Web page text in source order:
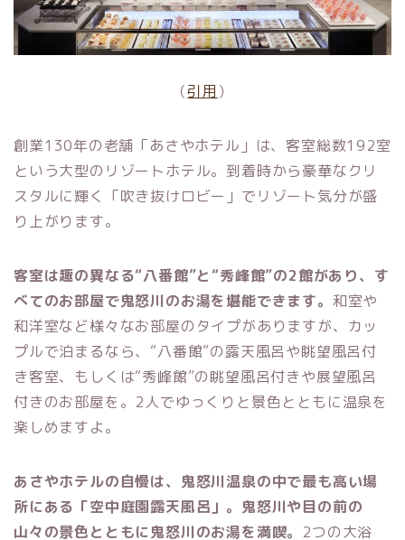
（引用 ）
創業130年の老舗「あさやホテル」は、客室総数192室
という大型のリゾートホテル。到着時から豪華なクリ
スタルに輝く「吹き抜けロビー」でリゾート気分が盛
り上がります。
客室は趣の異なる“八番館”と“秀峰館”の2館があり、す
べてのお部屋で鬼怒川のお湯を堪能できます。 和室や
和洋室など様々なお部屋のタイプがありますが、 カッ
プルで泊まるなら、“八番館”の露天風呂や眺望風呂付
き客室、もしくは“秀峰館”の眺望風呂付きや展望風呂
付きのお部屋を。2人でゆっくりと景色とともに温泉を
楽しめますよ。
あさやホテルの自慢は、鬼怒川温泉の中で最も高い場
所にある「空中庭園露天風呂」。鬼怒川や目の前の
山々の景色とともに鬼怒川のお湯を満喫。 2つの大浴